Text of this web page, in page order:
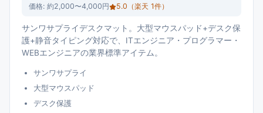
価格: 約2,000〜4,000円 5.0 （楽天 1件）
サンワサプライデスクマット。大型マウスパッド+デスク保
護+静音タイピング対応で、ITエンジニア・プログラマー・
WEBエンジニアの業界標準アイテム。
サンワサプライ
大型マウスパッド
デスク保護